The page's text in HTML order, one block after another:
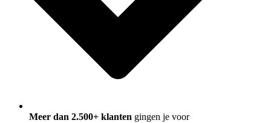
Meer dan 2.500+ klanten gingen je voor